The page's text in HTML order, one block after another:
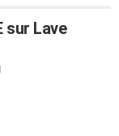
sur Lave